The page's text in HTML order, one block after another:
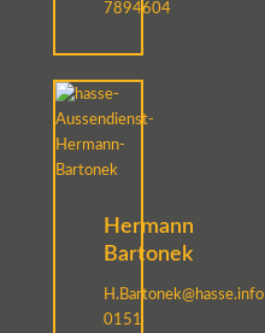
7894604
Hermann
Bartonek
H.Bartonek@hasse.info
0151